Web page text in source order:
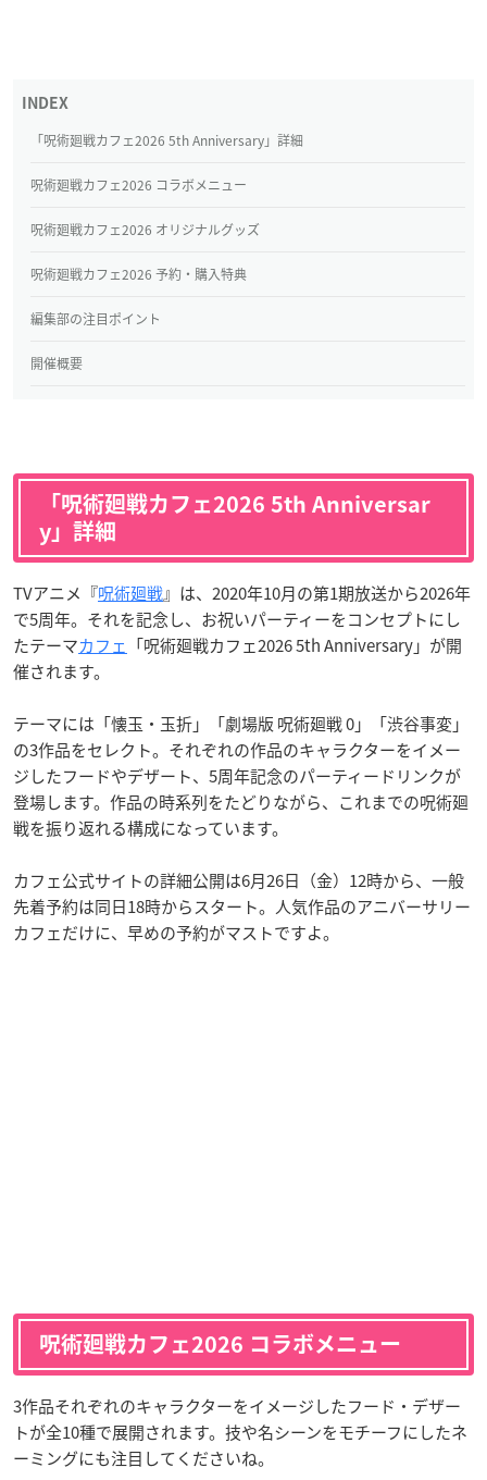
「呪術廻戦カフェ2026 5th Anniversary」詳細
呪術廻戦カフェ2026 コラボメニュー
呪術廻戦カフェ2026 オリジナルグッズ
呪術廻戦カフェ2026 予約・購入特典
編集部の注目ポイント
開催概要
「呪術廻戦カフェ2026 5th Anniversar
y」詳細
TVアニメ『呪術廻戦』は、2020年10月の第1期放送から2026年
で5周年。それを記念し、お祝いパーティーをコンセプトにし
たテーマカフェ 「呪術廻戦カフェ2026 5th Anniversary」が開
催されます。
テーマには「懐玉・玉折」「劇場版 呪術廻戦 0」「渋谷事変」
の3作品をセレクト。それぞれの作品のキャラクターをイメー
ジしたフードやデザート、5周年記念のパーティードリンクが
登場します。作品の時系列をたどりながら、これまでの呪術廻
戦を振り返れる構成になっています。
カフェ公式サイトの詳細公開は6月26日（金）12時から、一般
先着予約は同日18時からスタート。人気作品のアニバーサリー
カフェだけに、早めの予約がマストですよ。
呪術廻戦カフェ2026 コラボメニュー
3作品それぞれのキャラクターをイメージしたフード・デザー
トが全10種で展開されます。技や名シーンをモチーフにしたネ
ーミングにも注目してくださいね。